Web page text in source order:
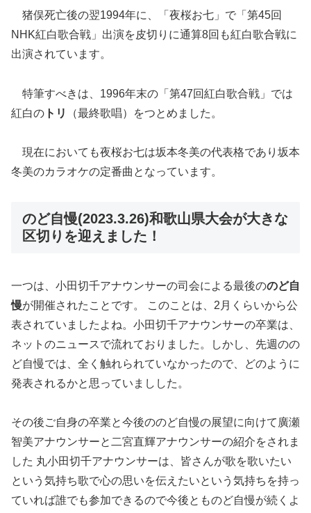
猪俣死亡後の翌1994年に、「夜桜お七」で「第45回
NHK紅白歌合戦」出演を皮切りに通算8回も紅白歌合戦に
出演されてい ます。
特筆すべきは、1996年末の「第47回紅白歌合戦」では
紅白の トリ （最終歌唱）をつとめました。
現在においても夜桜お七は坂本冬美の代表格であり坂本
冬美のカラオケの定番曲となっています。
のど自慢(2023.3.26)和歌山県大会が大きな
区切りを迎えました！
一つは、小田切千アナウンサーの司会による最後ののど自
慢が開催されたことです。 このことは、2月くらいから公
表されていましたよね。小田切千アナウンサーの卒業は、
ネットのニュースで流れておりました。しかし、先週のの
ど自慢では、全く触れられていなかったので、どのように
発表されるかと思っていましした。
その後ご自身の卒業と今後ののど自慢の展望に向けて廣瀬
智美アナウンサーと二宮直輝アナウンサーの紹介をされま
した 丸小田切千アナウンサーは、 皆さんが歌を歌いたい
という気持ち歌で心の思いを伝えたいという 気持ちを持っ
ていれば誰でも参加できるので今後とものど自慢が続 くよ